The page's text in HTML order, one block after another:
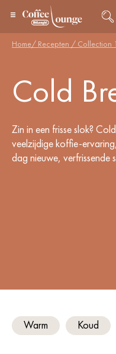
Home/ Recepten / Collection 1
Cold
Zin in een frisse slok?
veelzijdige koffie-
dag nieuwe, verfrissende
Warm Koud